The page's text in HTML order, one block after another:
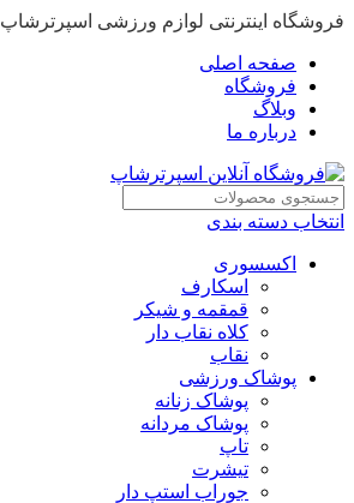
فروشگاه اینترنتی لوازم ورزشی اسپرترشاپ
صفحه اصلی
فروشگاه
وبلاگ
درباره ما
انتخاب دسته بندی
اکسسوری
اسکارف
قمقمه و شیکر
کلاه نقاب دار
نقاب
پوشاک ورزشی
پوشاک زنانه
پوشاک مردانه
تاپ
تیشرت
جوراب استپ دار